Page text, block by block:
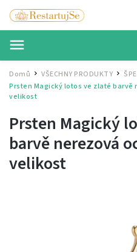
Domů / VŠECHNY PRODUKTY /
Prsten Magický lotos ve zlaté barvě
velikost
Prsten Magický
barvě nerezová
velikost